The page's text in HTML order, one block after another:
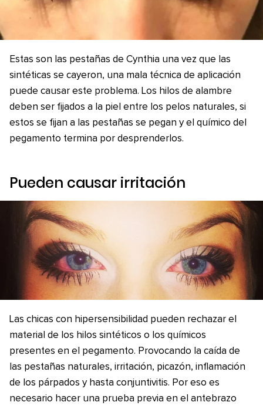
Estas son las pestañas de Cynthia una vez que las
sintéticas se cayeron, una mala técnica de aplicación
puede causar este problema. Los hilos de alambre
deben ser fijados a la piel entre los pelos naturales, si
estos se fijan a las pestañas se pegan y el químico del
pegamento termina por desprenderlos.
Pueden causar irritación
Las chicas con hipersensibilidad pueden rechazar el
material de los hilos sintéticos o los químicos
presentes en el pegamento. Provocando la caída de
las pestañas naturales, irritación, picazón, inflamación
de los párpados y hasta conjuntivitis. Por eso es
necesario hacer una prueba previa en el antebrazo